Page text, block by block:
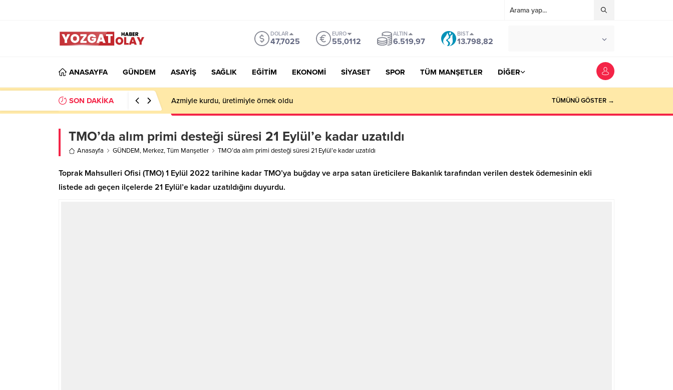
DOLAR
47,7025
EURO
55,0112
ALTIN
6.519,97
BIST
13.798,82
ANASAYFA GÜNDEM ASAYİŞ SAĞLIK EĞİTİM EKONOMİ SİYASET SPOR TÜM MANŞETLER DİĞER
SON DAKİKA Azmiyle kurdu, üretimiyle örnek oldu TÜMÜNÜ GÖSTER →
TMO’da alım primi desteği süresi 21 Eylül’e kadar uzatıldı
Anasayfa GÜNDEM, Merkez,Tüm Manşetler TMO’da alım primi desteği süresi 21 Eylül’e kadar uzatıldı
Toprak Mahsulleri Ofisi (TMO) 1 Eylül 2022 tarihine kadar TMO’ya buğday ve arpa satan üreticilere Bakanlık tarafından verilen destek ödemesinin ekli
listede adı geçen ilçelerde 21 Eylül’e kadar uzatıldığını duyurdu.